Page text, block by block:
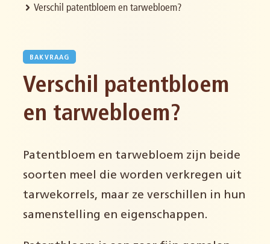
Verschil patentbloem en tarwebloem?
BAKVRAAG
Verschil patentbloem
en tarwebloem?
Patentbloem en tarwebloem zijn beide
soorten meel die worden verkregen uit
tarwekorrels, maar ze verschillen in hun
samenstelling en eigenschappen.